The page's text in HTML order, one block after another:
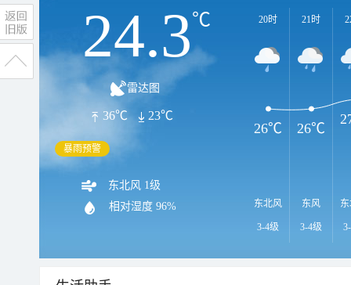
24.3℃
雷达图
36℃ 23℃
暴雨预警
东北风 1级
相对湿度 96%
20时
东北风
3-4级
21时
东风
3-4级
26℃ 26℃